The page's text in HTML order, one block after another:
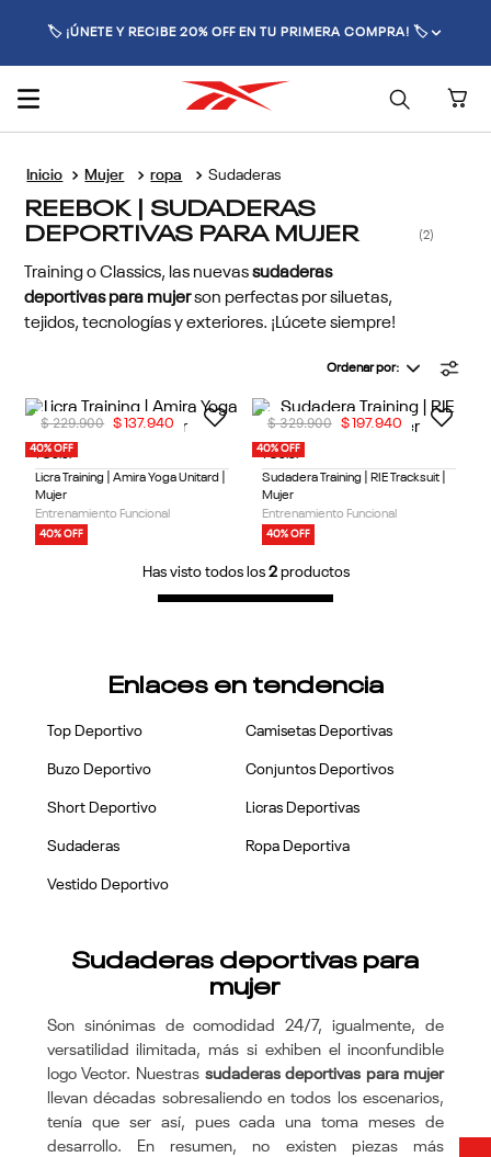
🏷️ ¡ÚNETE Y RECIBE 20% OFF EN TU PRIMERA COMPRA! 🏷️
Mujer ropa Sudaderas
REEBOK | SUDADERAS
DEPORTIVAS PARA MUJER 2
Training o Classics, las nuevassudaderas
deportivas para mujerson perfectas por siluetas,
tejidos, tecnologías y exteriores. ¡Lúcete siempre!
Ordenar por
40% OFF
1 Color
Licra Training | Amira Yoga Unitard |
Mujer
Entrenamiento Funcional
40% OFF
$ 229.900 $137.940
40% OFF
1 Color
Sudadera Training | RIE Tracksuit |
Mujer
Entrenamiento Funcional
40% OFF
$ 329.900 $197.940
Has visto todos los 2productos
Enlaces en tendencia
Top Deportivo Camisetas Deportivas
Buzo Deportivo Conjuntos Deportivos
Short Deportivo Licras Deportivas
Sudaderas Ropa Deportiva
Vestido Deportivo
Sudaderas deportivas para
mujer
Son sinónimas de comodidad 24/7, igualmente, de
versatilidad ilimitada, más si exhiben el inconfundible
logo Vector. Nuestras sudaderas deportivas para mujer
llevan décadas sobresaliendo en todos los escenarios,
tenía que ser así, pues cada una toma meses de
desarrollo. En resumen, no existen piezas más